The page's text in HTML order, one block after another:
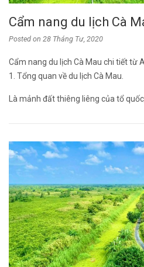
Cẩm nang du lịch Cà
Posted on 28 Tháng Tư, 2020
Cẩm nang du lịch Cà Mau chi tiết từ
1. Tổng quan về du lịch Cà Mau.
Là mảnh đất thiêng liêng của tổ